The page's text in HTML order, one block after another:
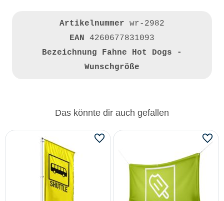
Artikelnummer wr-2982
EAN 4260677831093
Bezeichnung Fahne Hot Dogs -
Wunschgröße
Das könnte dir auch gefallen